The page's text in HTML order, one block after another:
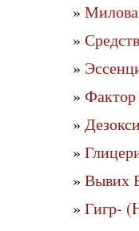
»
»
»
»
»
»
» Вывих
» Гигр-